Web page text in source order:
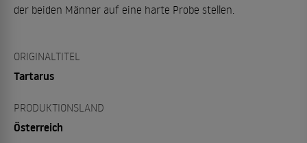
der beiden Männer auf eine harte Probe stellen.
ORIGINALTITEL
Tartarus
PRODUKTIONSLAND
Österreich